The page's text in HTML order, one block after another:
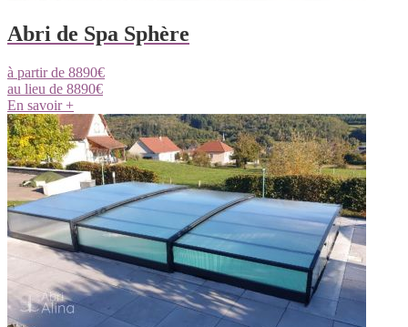
Abri de Spa Sphère
à partir de 8890€
au lieu de 8890€
En savoir +